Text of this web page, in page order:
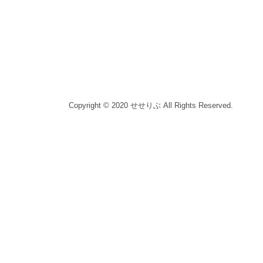
Copyright © 2020 せせりぶ All Rights Reserved.